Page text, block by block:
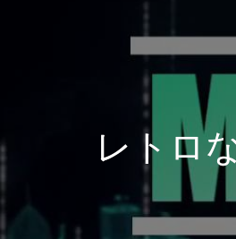
レトロ